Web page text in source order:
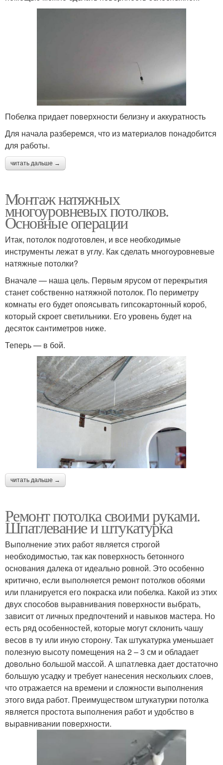
Побелка придает поверхности белизну и аккуратность
Для начала разберемся, что из материалов понадобится
для работы.
читать дальше →
Монтаж натяжных
многоуровневых потолков.
Основные операции
Итак, потолок подготовлен, и все необходимые
инструменты лежат в углу. Как сделать многоуровневые
натяжные потолки?
Вначале — наша цель. Первым ярусом от перекрытия
станет собственно натяжной потолок. По периметру
комнаты его будет опоясывать гипсокартонный короб,
который скроет светильники. Его уровень будет на
десяток сантиметров ниже.
Теперь — в бой.
читать дальше →
Ремонт потолка своими руками.
Шпатлевание и штукатурка
Выполнение этих работ является строгой
необходимостью, так как поверхность бетонного
основания далека от идеально ровной. Это особенно
критично, если выполняется ремонт потолков обоями
или планируется его покраска или побелка. Какой из этих
двух способов выравнивания поверхности выбрать,
зависит от личных предпочтений и навыков мастера. Но
есть ряд особенностей, которые могут склонить чашу
весов в ту или иную сторону. Так штукатурка уменьшает
полезную высоту помещения на 2 – 3 см и обладает
довольно большой массой. А шпатлевка дает достаточно
большую усадку и требует нанесения нескольких слоев,
что отражается на времени и сложности выполнения
этого вида работ. Преимуществом штукатурки потолка
является простота выполнения работ и удобство в
выравнивании поверхности.